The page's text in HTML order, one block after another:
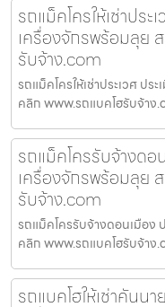
รถแม็คโครให้เช่าปร
เครื่องจักรพร้อมลุย
รับจ้าง.com
รถแม็คโครให้เช่าประเวศ ป
คลิก www.รถแบคโฮรับจ้าง
รถแม็คโครรับจ้างดอ
เครื่องจักรพร้อมลุย
รับจ้าง.com
รถแม็คโครรับจ้างดอนเมือง
คลิก www.รถแบคโฮรับจ้าง
รถแบคโฮให้เช่าคันน